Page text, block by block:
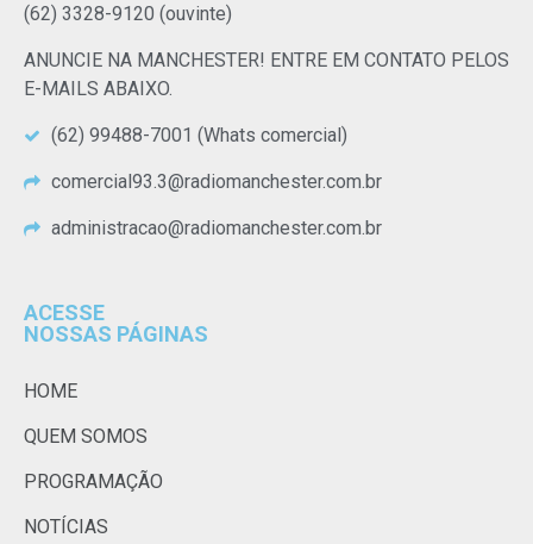
(62) 3328-9120 (ouvinte)
ANUNCIE NA MANCHESTER! ENTRE EM CONTATO PELOS
E-MAILS ABAIXO.
(62) 99488-7001 (Whats comercial)
comercial93.3@radiomanchester.com.br
administracao@radiomanchester.com.br
ACESSE
NOSSAS PÁGINAS
HOME
QUEM SOMOS
PROGRAMAÇÃO
NOTÍCIAS